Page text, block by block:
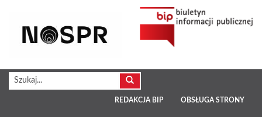
REDAKCJA BIP OBSŁUGA STRONY